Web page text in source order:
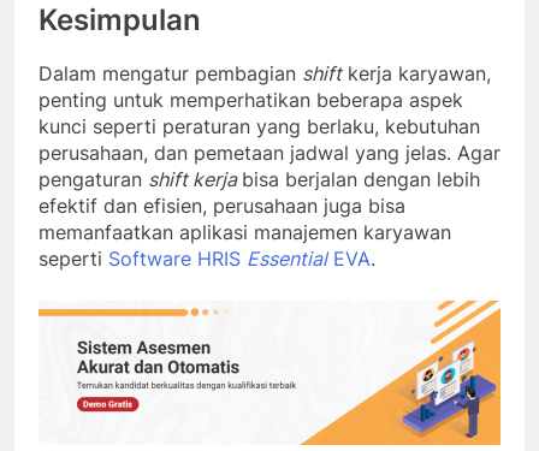
Kesimpulan
Dalam mengatur pembagian shiftkerja karyawan,
penting untuk memperhatikan beberapa aspek
kunci seperti peraturan yang berlaku, kebutuhan
perusahaan, dan pemetaan jadwal yang jelas. Agar
pengaturan shift kerja bisa berjalan dengan lebih
efektif dan efisien, perusahaan juga bisa
memanfaatkan aplikasi manajemen karyawan
seperti Software HRIS EssentialEVA.